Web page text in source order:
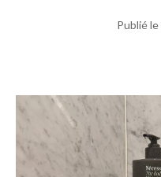
Publié le